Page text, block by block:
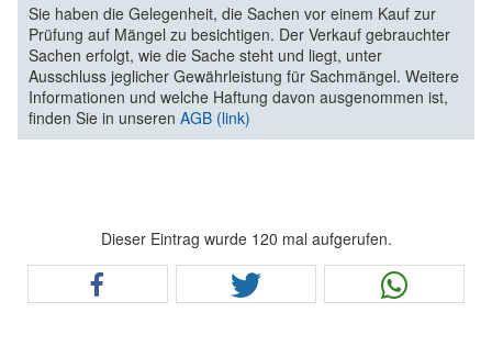
Sie haben die Gelegenheit, die Sachen vor einem Kauf zur
Prüfung auf Mängel zu besichtigen. Der Verkauf gebrauchter
Sachen erfolgt, wie die Sache steht und liegt, unter
Ausschluss jeglicher Gewährleistung für Sachmängel. Weitere
Informationen und welche Haftung davon ausgenommen ist,
finden Sie in unseren AGB (link)
Dieser Eintrag wurde 120 mal aufgerufen.